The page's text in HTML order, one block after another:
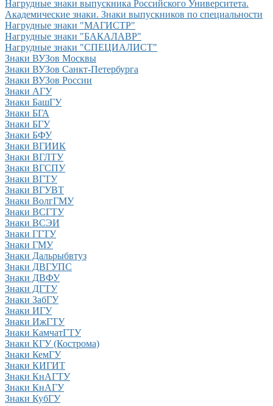
Нагрудные знаки выпускника Российского Университета.
Академические знаки. Знаки выпускников по специальности
Нагрудные знаки "МАГИСТР"
Нагрудные знаки "БАКАЛАВР"
Нагрудные знаки "СПЕЦИАЛИСТ"
Знаки ВУЗов Москвы
Знаки ВУЗов Санкт-Петербурга
Знаки ВУЗов России
Знаки АГУ
Знаки БашГУ
Знаки БГА
Знаки БГУ
Знаки БФУ
Знаки ВГИИК
Знаки ВГЛТУ
Знаки ВГСПУ
Знаки ВГТУ
Знаки ВГУВТ
Знаки ВолгГМУ
Знаки ВСГТУ
Знаки ВСЭИ
Знаки ГГТУ
Знаки ГМУ
Знаки Дальрыбвтуз
Знаки ДВГУПС
Знаки ДВФУ
Знаки ДГТУ
Знаки ЗабГУ
Знаки ИГУ
Знаки ИжГТУ
Знаки КамчатГТУ
Знаки КГУ (Кострома)
Знаки КемГУ
Знаки КИГИТ
Знаки КнАГТУ
Знаки КнАГУ
Знаки КубГУ